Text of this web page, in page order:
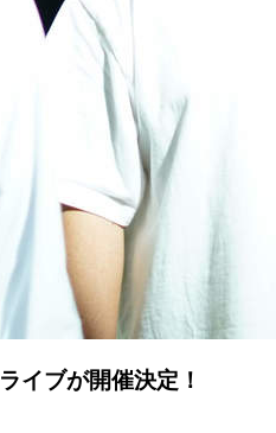
イブが開催決定！